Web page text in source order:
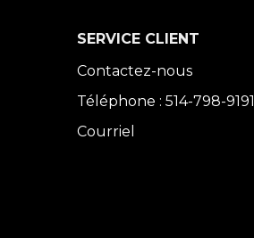
SERVICE CLIENT
Contactez-nous
Téléphone : 514-798-9191
Courriel